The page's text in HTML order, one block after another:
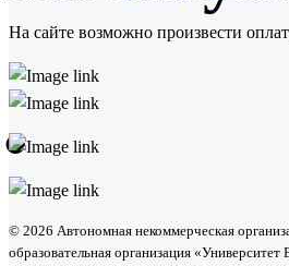
•
На сайте возможно произвести
© 2026 Автономная некоммерческая
образовательная организация «Университет